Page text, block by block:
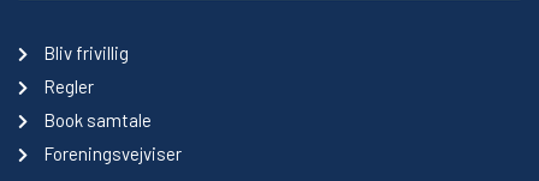
Bliv frivillig
Regler
Book samtale
Foreningsvejviser